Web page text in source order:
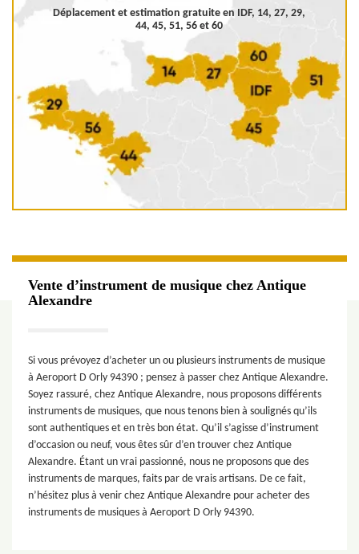
Déplacement et estimation gratuite en IDF, 14, 27, 29,
44, 45, 51, 56 et 60
Vente d’instrument de musique chez Antique
Alexandre
Si vous prévoyez d’acheter un ou plusieurs instruments de musique
à Aeroport D Orly 94390 ; pensez à passer chez Antique Alexandre.
Soyez rassuré, chez Antique Alexandre, nous proposons différents
instruments de musiques, que nous tenons bien à soulignés qu’ils
sont authentiques et en très bon état. Qu’il s’agisse d’instrument
d’occasion ou neuf, vous êtes sûr d’en trouver chez Antique
Alexandre. Étant un vrai passionné, nous ne proposons que des
instruments de marques, faits par de vrais artisans. De ce fait,
n’hésitez plus à venir chez Antique Alexandre pour acheter des
instruments de musiques à Aeroport D Orly 94390.